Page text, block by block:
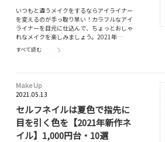
いつもと違うメイクをするならアイライナー
を変えるのが手っ取り早い！カラフルなアイ
ライナーを目元に仕込んで、ちょっとおしゃ
れなメイクを楽しみましょう。2021年…
すべて読む
Make Up
2021.05.13
セルフネイルは夏色で指先に
目を引く色を【2021年新作ネ
イル】1,000円台・10選